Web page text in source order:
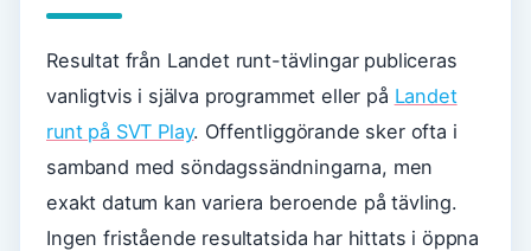
Resultat från Landet runt-tävlingar publiceras
vanligtvis i själva programmet eller på Landet
runt på SVT Play. Offentliggörande sker ofta i
samband med söndagssändningarna, men
exakt datum kan variera beroende på tävling.
Ingen fristående resultatsida har hittats i öppna